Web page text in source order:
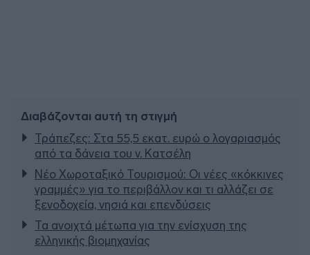
Διαβάζονται αυτή τη στιγμή
Τράπεζες: Στα 55,5 εκατ. ευρώ ο λογαριασμός
από τα δάνεια του ν. Κατσέλη
Νέο Χωροταξικό Τουρισμού: Οι νέες «κόκκινες
γραμμές» για το περιβάλλον και τι αλλάζει σε
ξενοδοχεία, νησιά και επενδύσεις
Τα ανοιχτά μέτωπα για την ενίσχυση της
ελληνικής βιομηχανίας